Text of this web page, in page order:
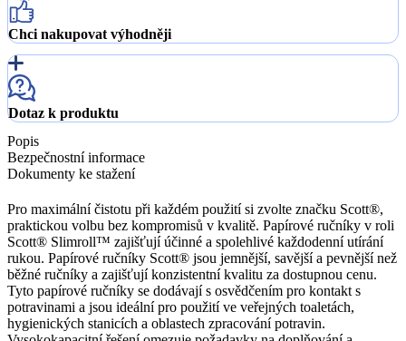
Chci nakupovat výhodněji
Dotaz k produktu
Popis
Bezpečnostní informace
Dokumenty ke stažení
Pro maximální čistotu při každém použití si zvolte značku Scott®,
praktickou volbu bez kompromisů v kvalitě. Papírové ručníky v roli
Scott® Slimroll™ zajišťují účinné a spolehlivé každodenní utírání
rukou. Papírové ručníky Scott® jsou jemnější, savější a pevnější než
běžné ručníky a zajišťují konzistentní kvalitu za dostupnou cenu.
Tyto papírové ručníky se dodávají s osvědčením pro kontakt s
potravinami a jsou ideální pro použití ve veřejných toaletách,
hygienických stanicích a oblastech zpracování potravin.